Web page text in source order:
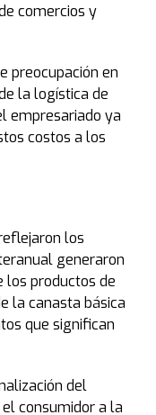
comercios y
preocupación en
la logística de
empresariado ya
costos a los
los
generaron
los productos de
la canasta básica
que significan
del
consumidor a la